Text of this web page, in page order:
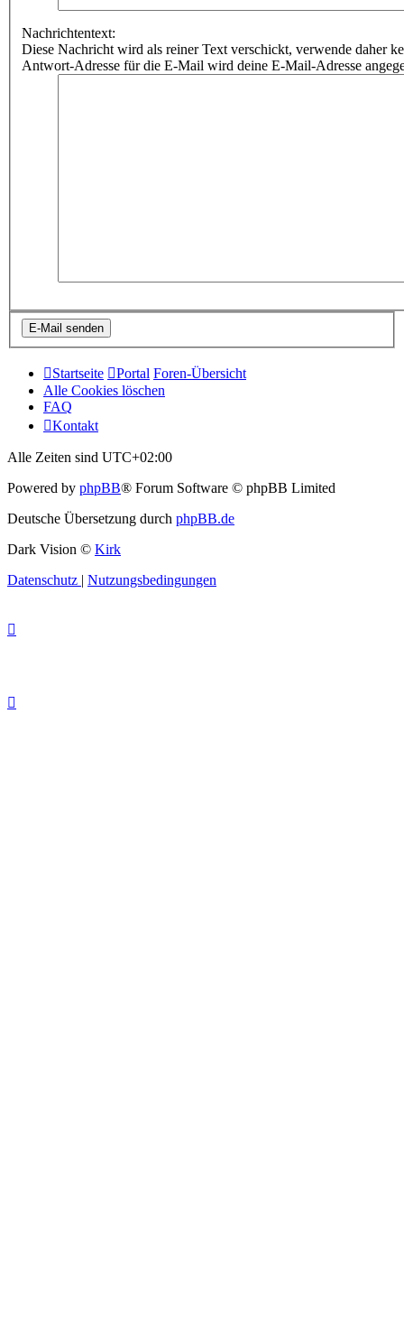
Nachrichtentext:
Diese Nachricht wird als reiner Text verschickt, verwende daher
Antwort-Adresse für die E-Mail wird deine E-Mail-Adresse
Startseite Portal Foren-Übersicht
Alle Cookies löschen
FAQ
Kontakt
Alle Zeiten sind UTC+02:00
Powered by phpBB® Forum Software © phpBB Limited
Deutsche Übersetzung durch phpBB.de
Dark Vision © Kirk
Datenschutz | Nutzungsbedingungen